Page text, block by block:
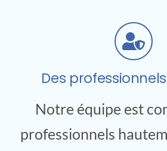
Des
Notre équipe est
professionnels